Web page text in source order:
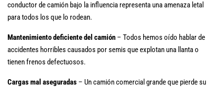
conductor de camión bajo la influencia representa una amenaza letal
para todos los que lo rodean.
Mantenimiento deficiente del camión – Todos hemos oído hablar de
accidentes horribles causados ​​por semis que explotan una llanta o
tienen frenos defectuosos.
Cargas mal aseguradas – Un camión comercial grande que pierde su